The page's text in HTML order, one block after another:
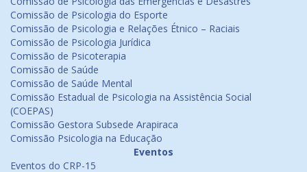
Comissão de Psicologia do Esporte
Comissão de Psicologia e Relações Étnico – Raciais
Comissão de Psicologia Jurídica
Comissão de Psicoterapia
Comissão de Saúde
Comissão de Saúde Mental
Comissão Estadual de Psicologia na Assistência Social
(COEPAS)
Comissão Gestora Subsede Arapiraca
Comissão Psicologia na Educação
Eventos
Eventos do CRP-15